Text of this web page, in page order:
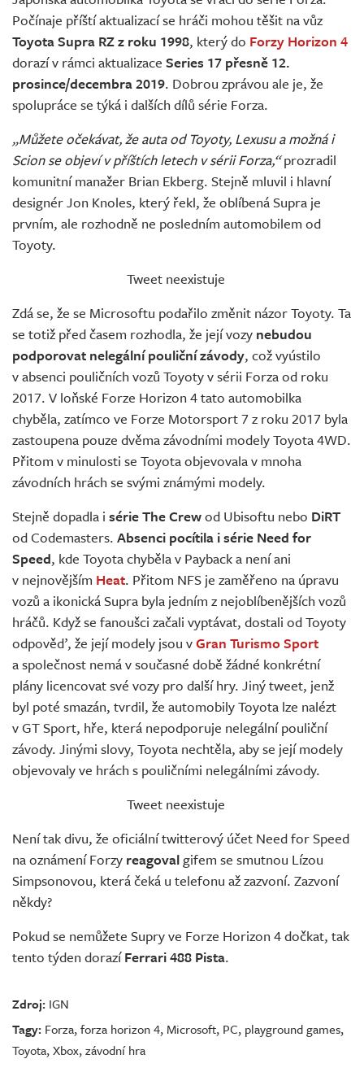
Živě
Počínaje příští aktualizací se hráči mohou těšit na vůz
Toyota Supra RZ z roku 1998, který do Forzy Horizon 4
dorazí v rámci aktualizace Series 17 přesně 12.
prosince/decembra 2019. Dobrou zprávou ale je, že
spolupráce se týká i dalších dílů série Forza.
„Můžete očekávat, že auta od Toyoty, Lexusu a možná i
Scion se objeví v příštích letech v sérii Forza,“prozradil
komunitní manažer Brian Ekberg. Stejně mluvil i hlavní
designér Jon Knoles, který řekl, že oblíbená Supra je
prvním, ale rozhodně ne posledním automobilem od
Toyoty.
Tweet neexistuje
Zdá se, že se Microsoftu podařilo změnit názor Toyoty. Ta
se totiž před časem rozhodla, že její vozy nebudou
podporovat nelegální pouliční závody, což vyústilo
v absenci pouličních vozů Toyoty v sérii Forza od roku
2017. V loňské Forze Horizon 4 tato automobilka
chyběla, zatímco ve Forze Motorsport 7 z roku 2017 byla
zastoupena pouze dvěma závodními modely Toyota 4WD.
Přitom v minulosti se Toyota objevovala v mnoha
závodních hrách se svými známými modely.
Stejně dopadla i série The Crewod Ubisoftu nebo DiRT
od Codemasters. Absenci pocítila i série Need for
Speed, kde Toyota chyběla v Payback a není ani
v nejnovějším Heat. Přitom NFS je zaměřeno na úpravu
vozů a ikonická Supra byla jedním z nejoblíbenějších vozů
hráčů. Když se fanoušci začali vyptávat, dostali od Toyoty
odpověď, že její modely jsou vGran Turismo Sport
a společnost nemá v současné době žádné konkrétní
plány licencovat své vozy pro další hry. Jiný tweet, jenž
byl poté smazán, tvrdil, že automobily Toyota lze nalézt
v GT Sport, hře, která nepodporuje nelegální pouliční
závody. Jinými slovy, Toyota nechtěla, aby se její modely
objevovaly ve hrách s pouličními nelegálními závody.
Tweet neexistuje
Není tak divu, že oficiální twitterový účet Need for Speed
na oznámení Forzy reagovalgifem se smutnou Lízou
Simpsonovou, která čeká u telefonu až zazvoní. Zazvoní
někdy?
Pokud se nemůžete Supry ve Forze Horizon 4 dočkat, tak
tento týden dorazíFerrari 488 Pista.
Zdroj: IGN
Tagy: Forza,forza horizon 4, Microsoft, PC, playground games,
Toyota,Xbox,závodní hra